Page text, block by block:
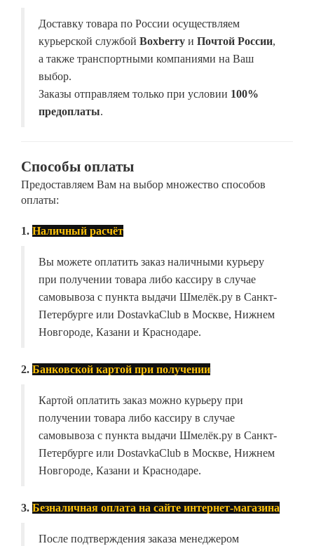
Доставку товара по России осуществляем
курьерской службой Boxberry и Почтой России,
а также транспортными компаниями на Ваш
выбор.
Заказы отправляем только при условии 100%
предоплаты.
Способы оплаты
Предоставляем Вам на выбор множество способов
оплаты:
1. Наличный расчёт
Вы можете оплатить заказ наличными курьеру
при получении товара либо кассиру в случае
самовывоза с пункта выдачи Шмелёк.ру в Санкт-
Петербурге или DostavkaClub в Москве, Нижнем
Новгороде, Казани и Краснодаре.
2. Банковской картой при получении
Картой оплатить заказ можно курьеру при
получении товара либо кассиру в случае
самовывоза с пункта выдачи Шмелёк.ру в Санкт-
Петербурге или DostavkaClub в Москве, Нижнем
Новгороде, Казани и Краснодаре.
3. Безналичная оплата на сайте интернет-магазина
После подтверждения заказа менеджером